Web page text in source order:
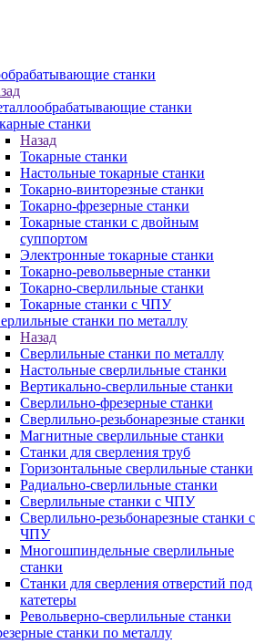
станки
станки
станки
Назад
Токарные станки
Настольные токарные станки
Токарно-винторезные станки
Токарно-фрезерные станки
Токарные станки с двойным
суппортом
Электронные токарные станки
Токарно-револьверные станки
Токарно-сверлильные станки
Токарные станки с ЧПУ
станки по металлу
Назад
Сверлильные станки по металлу
Настольные сверлильные станки
Вертикально-сверлильные станки
Сверлильно-фрезерные станки
Сверлильно-резьбонарезные станки
Магнитные сверлильные станки
Станки для сверления труб
Горизонтальные сверлильные станки
Радиально-сверлильные станки
Сверлильные станки с ЧПУ
Сверлильно-резьбонарезные станки с
ЧПУ
Многошпиндельные сверлильные
станки
Станки для сверления отверстий под
катетеры
Револьверно-сверлильные станки
станки по металлу